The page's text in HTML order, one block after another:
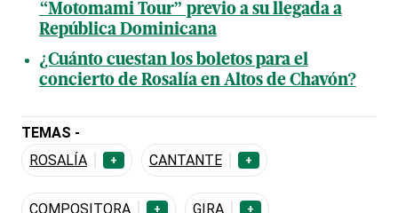
“Motomami Tour” previo a su llegada a
República Dominicana
¿Cuánto cuestan los boletos para el
concierto de Rosalía en Altos de Chavón?
TEMAS -
ROSALÍA
+ CANTANTE +
COMPOSITORA + GIRA +